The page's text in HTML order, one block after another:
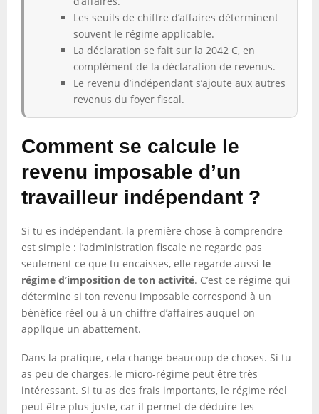
Les seuils de chiffre d’affaires déterminent
souvent le régime applicable.
La déclaration se fait sur la 2042 C, en
complément de la déclaration de revenus.
Le revenu d’indépendant s’ajoute aux autres
revenus du foyer fiscal.
Comment se calcule le
revenu imposable d’un
travailleur indépendant ?
Si tu es indépendant, la première chose à comprendre
est simple : l’administration fiscale ne regarde pas
seulement ce que tu encaisses, elle regarde aussi le
régime d’imposition de ton activité. C’est ce régime qui
détermine si ton revenu imposable correspond à un
bénéfice réel ou à un chiffre d’affaires auquel on
applique un abattement.
Dans la pratique, cela change beaucoup de choses. Si tu
as peu de charges, le micro-régime peut être très
intéressant. Si tu as des frais importants, le régime réel
peut être plus juste, car il permet de déduire tes